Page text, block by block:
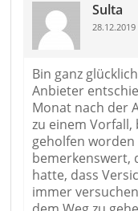
Sulta
28.12.2019
Bin ganz
Anbieter
Monat nach der
zu einem
geholfen
bemerkenswert,
hatte, dass
immer